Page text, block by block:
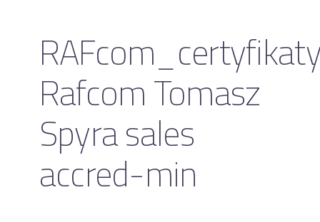
Rafcom Tomasz
Spyra sales
accred-min